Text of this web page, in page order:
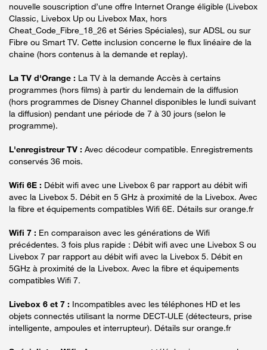
nouvelle souscription d’une offre Internet Orange éligible (Livebox
Classic, Livebox Up ou Livebox Max, hors
Cheat_Code_Fibre_18_26 et Séries Spéciales), sur ADSL ou sur
Fibre ou Smart TV. Cette inclusion concerne le flux linéaire de la
chaine (hors contenus à la demande et replay).
La TV d'Orange : La TV à la demande Accès à certains
programmes (hors films) à partir du lendemain de la diffusion
(hors programmes de Disney Channel disponibles le lundi suivant
la diffusion) pendant une période de 7 à 30 jours (selon le
programme).
L'enregistreur TV : Avec décodeur compatible. Enregistrements
conservés 36 mois.
Wifi 6E : Débit wifi avec une Livebox 6 par rapport au débit wifi
avec la Livebox 5. Débit en 5 GHz à proximité de la Livebox. Avec
la fibre et équipements compatibles Wifi 6E. Détails sur orange.fr
Wifi 7 : En comparaison avec les générations de Wifi
précédentes. 3 fois plus rapide : Débit wifi avec une Livebox S ou
Livebox 7 par rapport au débit wifi avec la Livebox 5. Débit en
5GHz à proximité de la Livebox. Avec la fibre et équipements
compatibles Wifi 7.
Livebox 6 et 7 : Incompatibles avec les téléphones HD et les
objets connectés utilisant la norme DECT-ULE (détecteurs, prise
intelligente, ampoules et interrupteur). Détails sur orange.fr